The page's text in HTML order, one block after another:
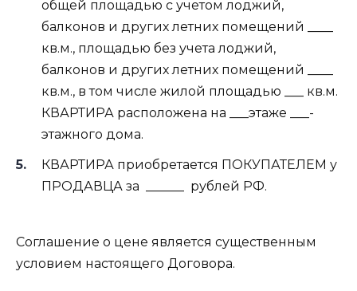
общей площадью с учетом лоджий,
балконов и других летних помещений ____
кв.м., площадью без учета лоджий,
балконов и других летних помещений ____
кв.м., в том числе жилой площадью ___ кв.м.
КВАРТИРА расположена на ___этаже ___-
этажного дома.
КВАРТИРА приобретается ПОКУПАТЕЛЕМ у
ПРОДАВЦА за
рублей РФ.
Соглашение о цене является существенным
условием настоящего Договора.